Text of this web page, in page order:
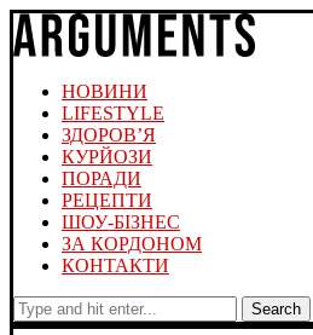
НОВИНИ
LIFESTYLE
ЗДОРОВ’Я
КУРЙОЗИ
ПОРАДИ
РЕЦЕПТИ
ШОУ-БІЗНЕС
ЗА КОРДОНОМ
КОНТАКТИ
Search